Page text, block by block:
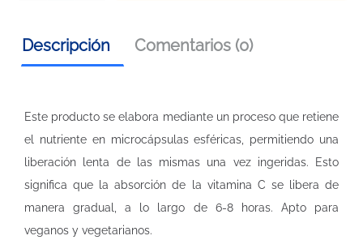
Descripción Comentarios (0)
Este producto se elabora mediante un proceso que retiene
el nutriente en microcápsulas esféricas, permitiendo una
liberación lenta de las mismas una vez ingeridas. Esto
significa que la absorción de la vitamina C se libera de
manera gradual, a lo largo de 6-8 horas. Apto para
veganos y vegetarianos.